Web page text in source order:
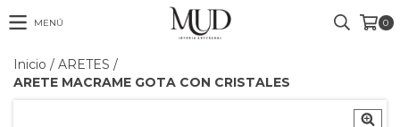
MENÚ 0
Inicio / ARETES /
ARETE MACRAME GOTA CON CRISTALES